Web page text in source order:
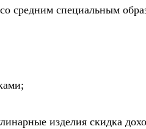
средним специальным
изделия скидка